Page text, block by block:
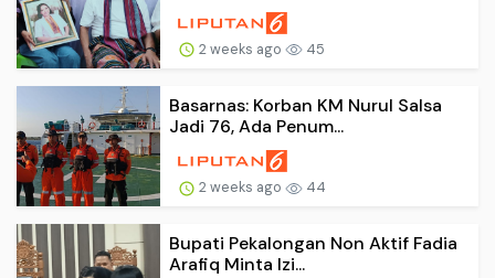
2 weeks ago 45
Basarnas: Korban KM Nurul Salsa
Jadi 76, Ada Penum...
2 weeks ago 44
Bupati Pekalongan Non Aktif Fadia
Arafiq Minta Izi...